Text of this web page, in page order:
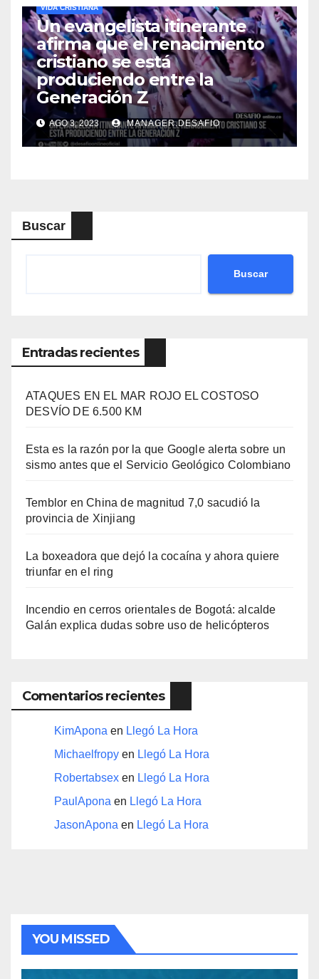
VIDA CRISTIANA
Un evangelista itinerante
afirma que el renacimiento
cristiano se está
produciendo entre la
Generación Z
AGO 3, 2023 MANAGER.DESAFIO
Buscar
Buscar
Entradas recientes
ATAQUES EN EL MAR ROJO EL COSTOSO
DESVÍO DE 6.500 KM
Esta es la razón por la que Google alerta sobre un
sismo antes que el Servicio Geológico Colombiano
Temblor en China de magnitud 7,0 sacudió la
provincia de Xinjiang
La boxeadora que dejó la cocaína y ahora quiere
triunfar en el ring​
Incendio en cerros orientales de Bogotá: alcalde
Galán explica dudas sobre uso de helicópteros
Comentarios recientes
KimApona en Llegó La Hora
Michaelfropy en Llegó La Hora
Robertabsex en Llegó La Hora
PaulApona en Llegó La Hora
JasonApona en Llegó La Hora
YOU MISSED